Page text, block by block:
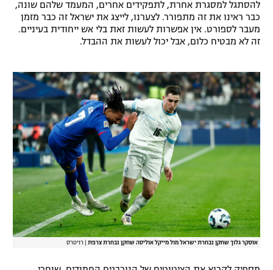
רשיון להקרנה פומבית לבית עסק
הצטרפות לחבילת הערוצים
לוח דרושים – ג'ובנט
תגיות
המגזין
להסתגל למסגרת אחרת, לתפקידים אחרים, המעמד שלהם שונה,
כבר ראינו את זה מתפורר. לצערנו, לייצג את ישראל זה כבר מזמן
מעבר לספורט. אין אפשרות לעשות זאת בלי אש ייחודית בעיניים.
זה לא מבטיח כלום, אבל יכול לעשות את ההבדל.
אוסקר גלוך שחקן נבחרת ישראל מול מייקל אוליסה שחקן נבחרת צרפת רויטרס